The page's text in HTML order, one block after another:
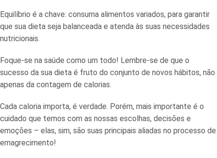
Equilíbrio é a chave: consuma alimentos variados, para garantir
que sua dieta seja balanceada e atenda às suas necessidades
nutricionais.
Foque-se na saúde como um todo! Lembre-se de que o
sucesso da sua dieta é fruto do conjunto de novos hábitos, não
apenas da contagem de calorias.
Cada caloria importa, é verdade. Porém, mais importante é o
cuidado que temos com as nossas escolhas, decisões e
emoções – elas, sim, são suas principais aliadas no processo de
emagrecimento!